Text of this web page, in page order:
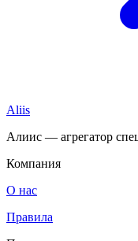
Aliis
Алиис — агрегатор
Компания
О нас
Правила